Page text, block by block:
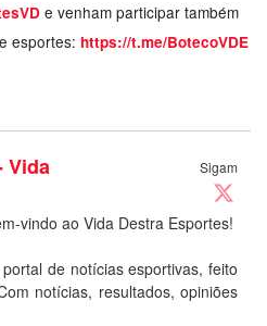
e venham participar também
esportes: https://t.me/BotecoVDE
Sigam
Vida
vindo ao Vida Destra Esportes!
de notícias esportivas, feito
notícias, resultados, opiniões